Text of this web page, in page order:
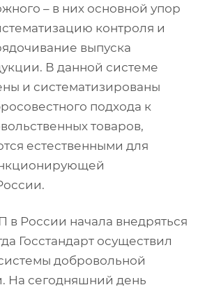
– в них основной упор
контроля и
выпуска
В данной системе
и систематизированы
подхода к
товаров,
естественными для
в России начала внедряться
Госстандарт осуществил
добровольной
На сегодняшний день